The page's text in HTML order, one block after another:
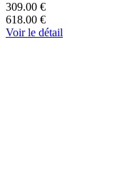
309.00 €
618.00 €
Voir le détail